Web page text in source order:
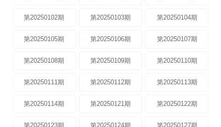
第20250102期 第20250103期 第20250104期
第20250105期 第20250106期 第20250107期
第20250108期 第20250109期 第20250110期
第20250111期 第20250112期 第20250113期
第20250114期 第20250121期 第20250122期
第20250123期 第20250124期 第20250127期